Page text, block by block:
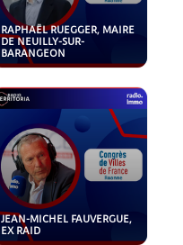
RAPHAËL RUEGGER, MAIRE
DE NEUILLY-SUR-
BARANGEON
JEAN-MICHEL FAUVERGUE,
EX RAID